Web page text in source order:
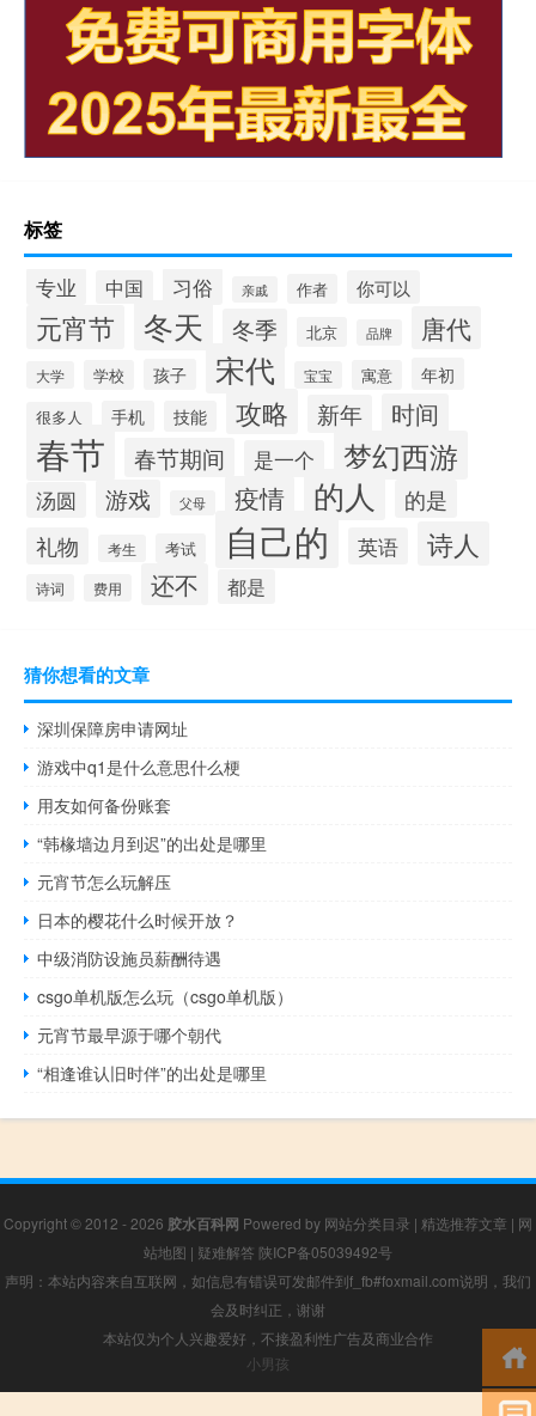
标签
专业 中国 习俗 亲戚 作者 你可以
元宵节 冬天 冬季 北京 品牌 唐代
大学 学校 孩子 宋代 宝宝 寓意 年初
很多人 手机 技能 攻略 新年 时间
春节 春节期间 是一个 梦幻西游
汤圆 游戏 父母 疫情 的人 的是
礼物 考生 考试 自己的 英语 诗人
诗词 费用 还不 都是
猜你想看的文章
深圳保障房申请网址
游戏中q1是什么意思什么梗
用友如何备份账套
“韩椽墙边月到迟”的出处是哪里
元宵节怎么玩解压
日本的樱花什么时候开放？
中级消防设施员薪酬待遇
csgo单机版怎么玩（csgo单机版）
元宵节最早源于哪个朝代
“相逢谁认旧时伴”的出处是哪里
Copyright © 2012 - 2026 胶水百科网 Powered by 网站分类目录 | 精选推荐文章 | 网
站地图 | 疑难解答 陕ICP备05039492号
声明：本站内容来自互联网，如信息有错误可发邮件到f_fb#foxmail.com说明，我们
会及时纠正，谢谢
本站仅为个人兴趣爱好，不接盈利性广告及商业合作
小男孩